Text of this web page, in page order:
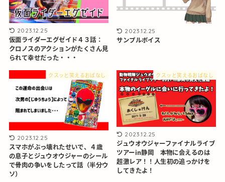
2023.12.25
仮面ライダーエグゼイド４３話：
クロノスのアクションがたくさん見
られて幸せだった・・・
2023.12.25
サンプルボイス
クスッと笑えるおぱなし
2023.12.25
スマホがぶっ壊れたせいで、４歳
の息子とジュウオウジャーのシール
で骨肉の争いをしたって話（半分ウ
ソ）
クスッと笑えるおぱなし
2023.12.25
ジュウオウジャーファイナルライブ
ツアーin静岡 本物に会えるのは
超激レア！！人生初の追っかけを
してきたよ！